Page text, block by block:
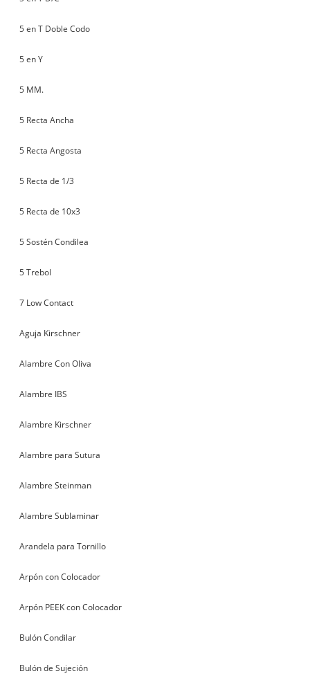
5 en T Doble Codo
5 en Y
5 MM.
5 Recta Ancha
5 Recta Angosta
5 Recta de 1/3
5 Recta de 10x3
5 Sostén Condilea
5 Trebol
7 Low Contact
Aguja Kirschner
Alambre Con Oliva
Alambre IBS
Alambre Kirschner
Alambre para Sutura
Alambre Steinman
Alambre Sublaminar
Arandela para Tornillo
Arpón con Colocador
Arpón PEEK con Colocador
Bulón Condilar
Bulón de Sujeción